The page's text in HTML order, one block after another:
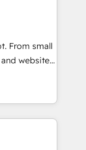
🌟
—
so
From small
websites.
inch of
with your
a better